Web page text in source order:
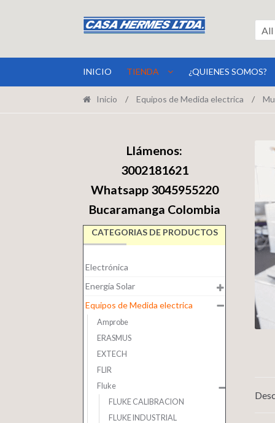
a
la
al
contenido
All
INICIO TIENDA ¿QUIENES SOMOS?
Inicio / Equipos de Medida electrica /
Llámenos:
3002181621
Whatsapp 3045955220
Bucaramanga Colombia
CATEGORIAS DE PRODUCTOS
Electrónica
Energía Solar
Equipos de Medida electrica
Amprobe
ERASMUS
EXTECH
FLIR
Fluke
FLUKE CALIBRACION
FLUKE INDUSTRIAL